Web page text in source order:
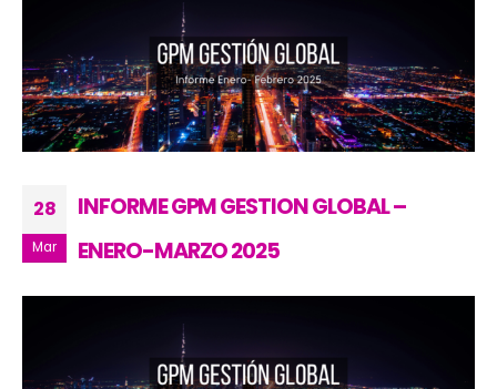
28
Mar
INFORME GPM GESTION GLOBAL –
ENERO-MARZO 2025